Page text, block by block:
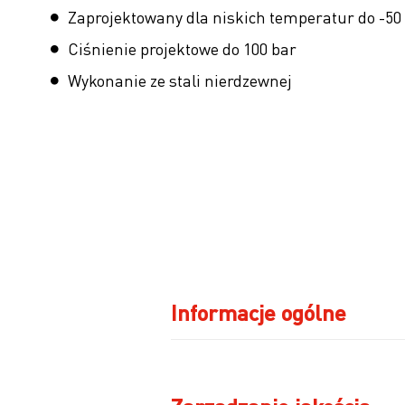
Zaprojektowany dla niskich temperatur do -50
Ciśnienie projektowe do 100 bar
Wykonanie ze stali nierdzewnej
Informacje ogólne